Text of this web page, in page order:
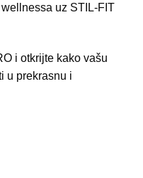
uz STIL-FIT
i otkrijte kako vašu
u prekrasnu i